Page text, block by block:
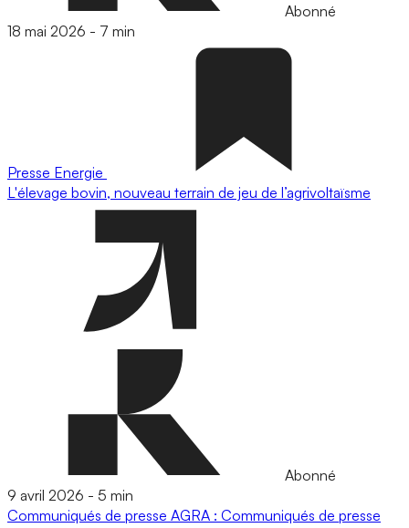
Abonné
18 mai 2026 - 7 min
Presse Energie
L'élevage bovin, nouveau terrain de jeu de l’agrivoltaïsme
Abonné
9 avril 2026 - 5 min
Communiqués de presse AGRA : Communiqués de presse